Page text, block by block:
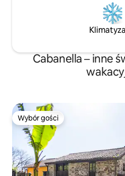
ścieżek. Obiekt jest idealny dla
które chcą uciec od hałasu i
ponieważ jest dość odizolowany,
a w wiosce Xio nie ma żadnych
bar/restauracja/basen 10 minut
samochodem oraz sklepy,
restauracje, apteka, stacja
Cabanella – inne
Wybór gości
Wybór gości